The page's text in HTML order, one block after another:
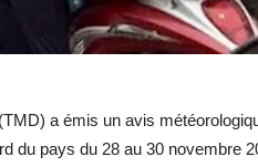
a émis un avis
du pays du 28 au 30 novembre